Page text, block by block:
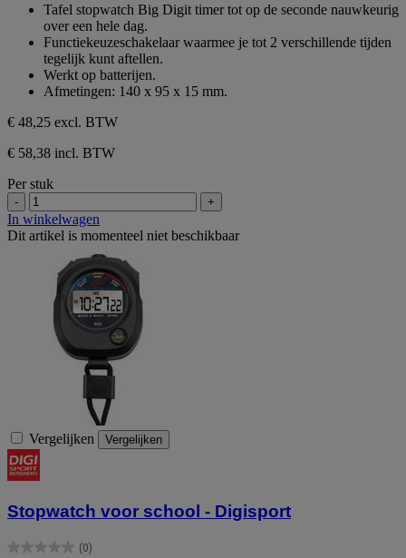
sterren.
Tafel stopwatch Big Digit timer tot op de seconde nauwkeurig
over een hele dag.
Functiekeuzeschakelaar waarmee je tot 2 verschillende tijden
tegelijk kunt aftellen.
Werkt op batterijen.
Afmetingen: 140 x 95 x 15 mm.
€ 48,25 excl. BTW
€ 58,38 incl. BTW
Per stuk
- +
In winkelwagen
Dit artikel is momenteel niet beschikbaar
Vergelijken Vergelijken
Stopwatch voor school - Digisport
(0)
0.0